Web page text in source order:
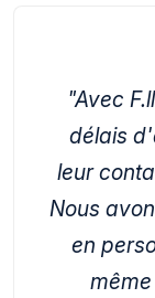
"Avec
délais
leur
Nous
en